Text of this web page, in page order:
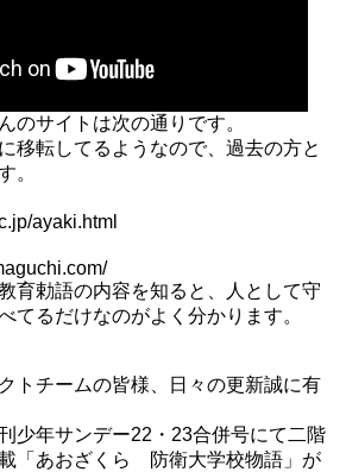
のサイトは次の通りです。
移転してるようなので、過去の方と
。
ayaki.html
育勅語の内容を知ると、人として守
てるだけなのがよく分かります。
トチームの皆様、日々の更新誠に有
少年サンデー22・23合併号にて二階
「あおざくら 防衛大学校物語」が